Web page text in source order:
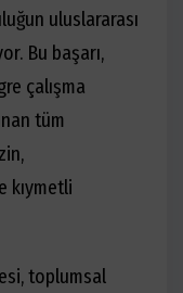
uluslararası
Bu başarı,
çalışma
tüm
kıymetli
toplumsal